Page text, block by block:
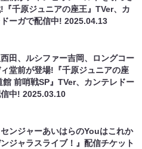
『千原ジュニアの座王』TVer、カ
ドーガで配信中!2025.04.13
田、ルシファー吉岡、ロングコー
ィ堂前が登場!『千原ジュニアの座
館 前哨戦SP』TVer、カンテレドー
信中!2025.03.10
センジャーあいはらのYouはこれか
ジャラスライブ！』配信チケット